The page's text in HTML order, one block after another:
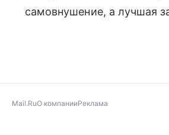
самовнушение, а лучшая
Mail.RuО компанииРеклама